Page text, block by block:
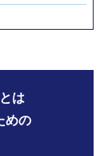
は
めの